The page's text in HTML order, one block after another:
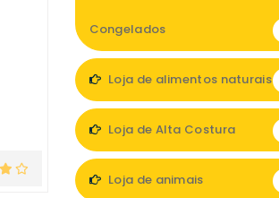
Congelados
Loja de alimentos naturais
Loja de Alta Costura
Loja de animais